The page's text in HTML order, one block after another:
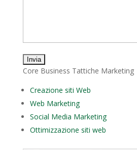
Core Business Tattiche Marketing
Creazione siti Web
Web Marketing
Social Media Marketing
Ottimizzazione siti web